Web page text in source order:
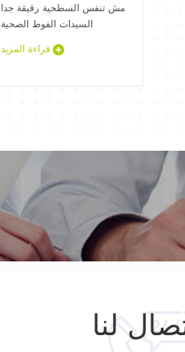
مش تنفس السطحية رقيقة جدا
السيدات الفوط الصحية
قراءة المزيد
لنا